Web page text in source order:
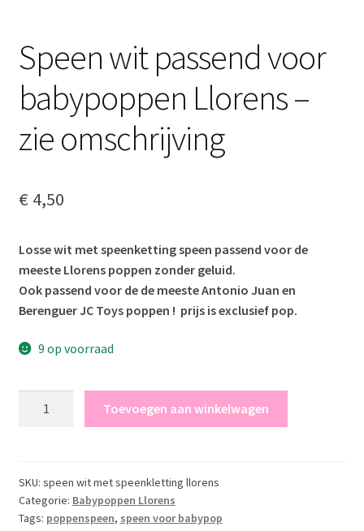
Speen wit passend voor
babypoppen Llorens –
zie omschrijving
€ 4,50
Losse wit met speenketting speen passend voor de
meeste Llorens poppen zonder geluid.
Ook passend voor de de meeste Antonio Juan en
Berenguer JC Toys poppen ! prijs is exclusief pop.
9 op voorraad
babypoppen
Llorens
–
Toevoegen aan winkelwagen
SKU: speen wit met speenkletting llorens
Categorie: Babypoppen Llorens
Tags: poppenspeen, speen voor babypop